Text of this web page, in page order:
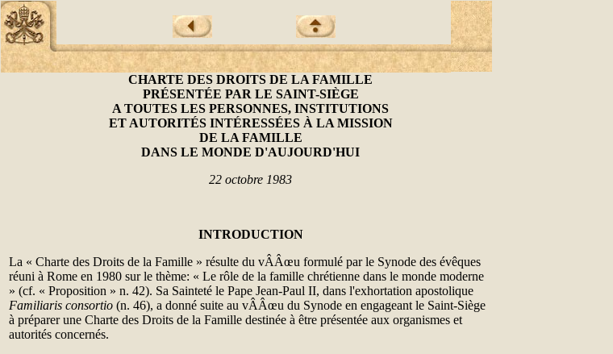
CHARTE DES DROITS DE LA FAMILLE
PRÉSENTÉE PAR LE SAINT-SIÈGE
A TOUTES LES PERSONNES, INSTITUTIONS
ET AUTORITÉS INTÉRESSÉES À LA MISSION
DE LA FAMILLE
DANS LE MONDE D'AUJOURD'HUI
22 octobre 1983
INTRODUCTION
La « Charte des Droits de la Famille » résulte du vÂÂœu formulé par le Synode des évêques
réuni à Rome en 1980 sur le thème: « Le rôle de la famille chrétienne dans le monde moderne
» (cf. « Proposition » n. 42). Sa Sainteté le Pape Jean-Paul II, dans l'exhortation apostolique
Familiaris consortio (n. 46), a donné suite au vÂÂœu du Synode en engageant le Saint-Siège
à préparer une Charte des Droits de la Famille destinée à être présentée aux organismes et
autorités concernés.